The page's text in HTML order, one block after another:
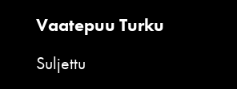
Vaatepuu Turku
Suljettu